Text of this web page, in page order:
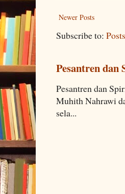
Newer Posts
Subscribe to:
Pesantren dan
Pesantren dan
Muhith Nahrawi
sela...